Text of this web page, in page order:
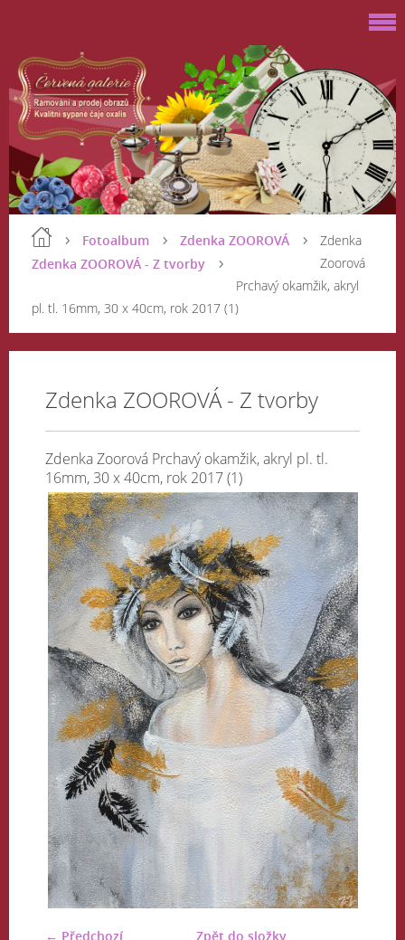
Fotoalbum
Zdenka ZOOROVÁ
Zdenka ZOOROVÁ - Z tvorby
Zdenka
Zoorová
Prchavý okamžik, akryl
pl. tl. 16mm, 30 x 40cm, rok 2017 (1)
Zdenka ZOOROVÁ - Z tvorby
Zdenka Zoorová Prchavý okamžik, akryl pl. tl.
16mm, 30 x 40cm, rok 2017 (1)
← Předchozí Zpět do složky